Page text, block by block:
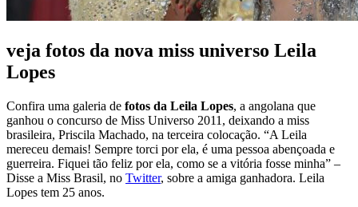
veja fotos da nova miss universo Leila
Lopes
Confira uma galeria de fotos da Leila Lopes, a angolana que
ganhou o concurso de Miss Universo 2011, deixando a miss
brasileira, Priscila Machado, na terceira colocação. “A Leila
mereceu demais! Sempre torci por ela, é uma pessoa abençoada e
guerreira. Fiquei tão feliz por ela, como se a vitória fosse minha” –
Disse a Miss Brasil, no Twitter, sobre a amiga ganhadora. Leila
Lopes tem 25 anos.